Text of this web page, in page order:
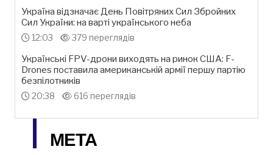
Україна відзначає День Повітряних Сил Збройних
Сил України: на варті українського неба
12:03 379 переглядів
Українські FPV-дрони виходять на ринок США: F-
Drones поставила американській армії першу партію
безпілотників
20:38 616 переглядів
МЕТА